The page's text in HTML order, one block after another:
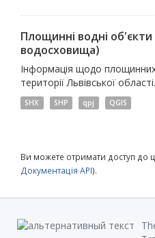
Площинні водні
водосховища)
Інформація щодо
території Львівської області.
SHX SHP qpj QGIS
Ви можете отримати доступ до
Документація API).